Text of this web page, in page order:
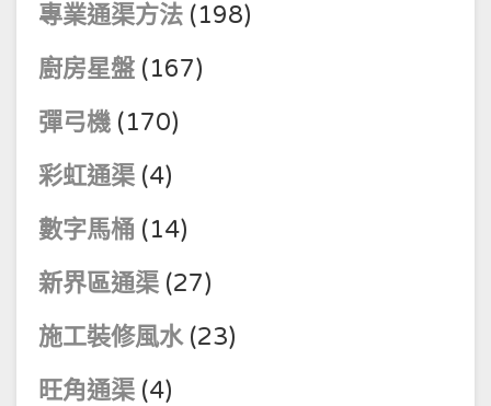
專業通渠方法 (198)
廚房星盤 (167)
彈弓機 (170)
彩虹通渠 (4)
數字馬桶 (14)
新界區通渠 (27)
施工裝修風水(23)
旺角通渠 (4)